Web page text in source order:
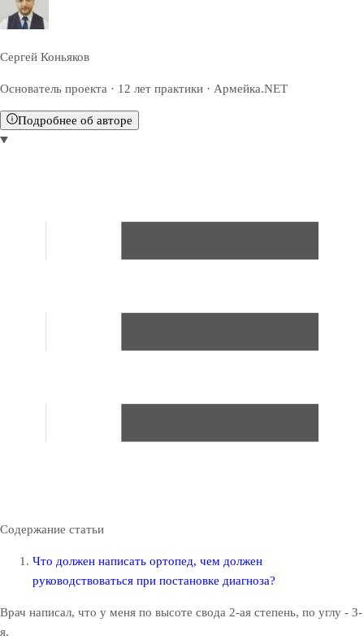
Сергей Коньяков
Основатель проекта · 12 лет практики · Армейка.NET
Подробнее об авторе
Содержание статьи
Что должен написать ортопед, чем должен
руководствоваться при постановке диагноза?
Врач написал, что у меня по высоте свода 2-ая степень, по углу - 3-
я.